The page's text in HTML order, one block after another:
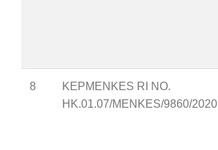
8
KEPMENKES RI NO.
HK.01.07/MENKES/9860/2020